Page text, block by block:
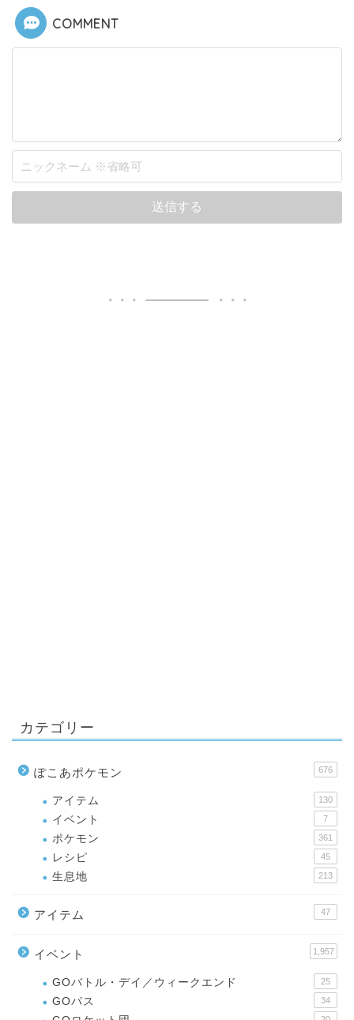
COMMENT
カテゴリー
ぽこあポケモン 676
アイテム 130
イベント 7
ポケモン 361
レシピ 45
生息地 213
アイテム 47
イベント 1,957
GOバトル・デイ／ウィークエンド 25
GOパス 34